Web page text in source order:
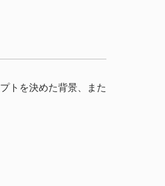
トを決めた背景、また